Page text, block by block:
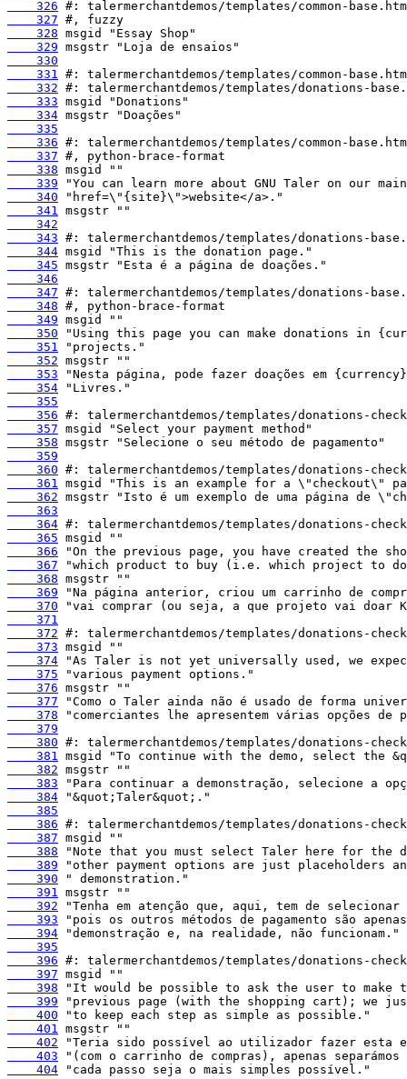
    326
    327
    328
    329
    330
    331
    332
    333
    334
    335
    336
    337
    338
    339
    340
    341
    342
    343
    344
    345
    346
    347
    348
    349
    350
    351
    352
    353
    354
    355
    356
    357
    358
    359
    360
    361
    362
    363
    364
    365
    366
    367
    368
    369
    370
    371
    372
    373
    374
    375
    376
    377
    378
    379
    380
    381
    382
    383
    384
    385
    386
    387
    388
    389
    390
    391
    392
    393
    394
    395
    396
    397
    398
    399
    400
    401
    402
    403
    404